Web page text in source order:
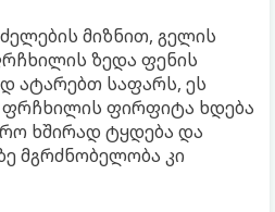
მიზნით, გელის
ზედა ფენის
ატარებთ საფარს, ეს
ფრჩხილის ფირფიტა ხდება
ხშირად ტყდება და
მგრძნობელობა კი